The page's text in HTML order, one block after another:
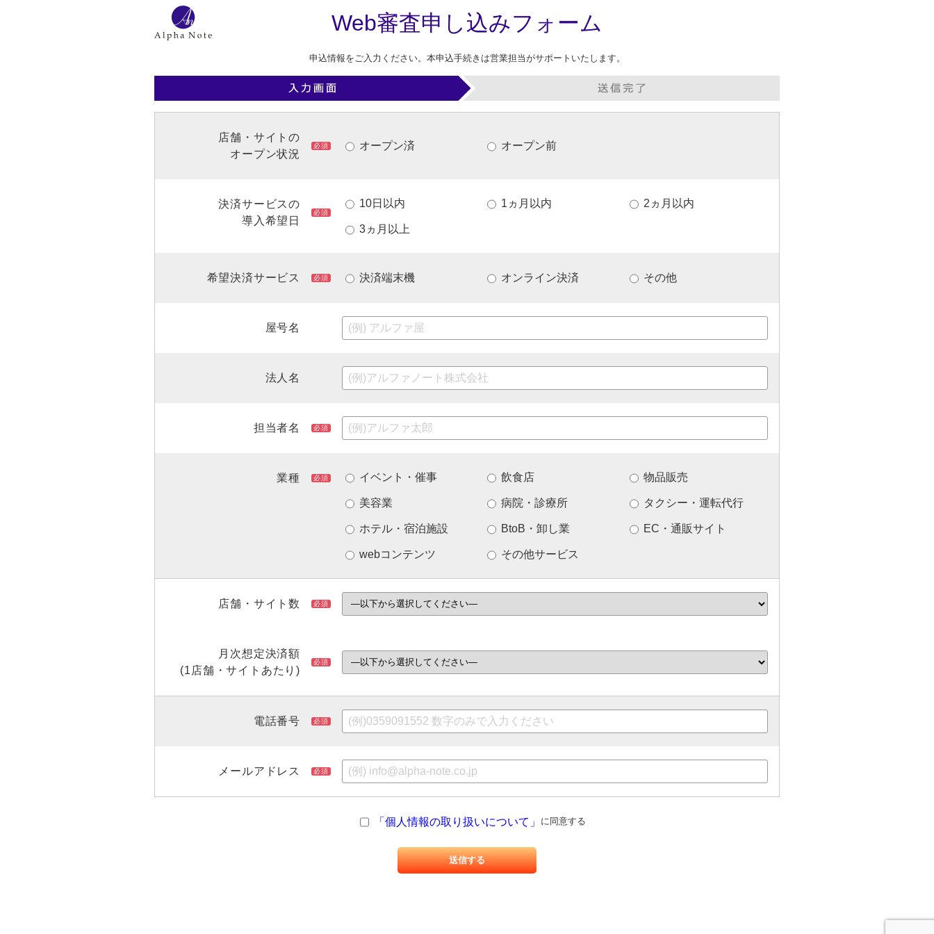
Web審査申し込みフォーム
申込情報をご入力ください。 本申込手続きは営業担当がサポートいたします。
店舗・サイトの
オープン状況
必須 オープン済 オープン前
決済サービスの
導入希望日
必須
10日以内 1ヵ月以内 2ヵ月以内
3ヵ月以上
希望決済サービス 必須 決済端末機 オンライン決済 その他
屋号名
法人名
担当者名 必須
業種 必須 イベント・催事 飲食店 物品販売
美容業 病院・診療所 タクシー・運転代行
ホテル・宿泊施設 BtoB・卸し業 EC・通販サイト
webコンテンツ その他サービス
店舗・サイト数 必須
月次想定決済額
(1店舗・サイトあたり)
必須
電話番号 必須
メールアドレス 必須
「個人情報の取り扱いについて」 に同意する